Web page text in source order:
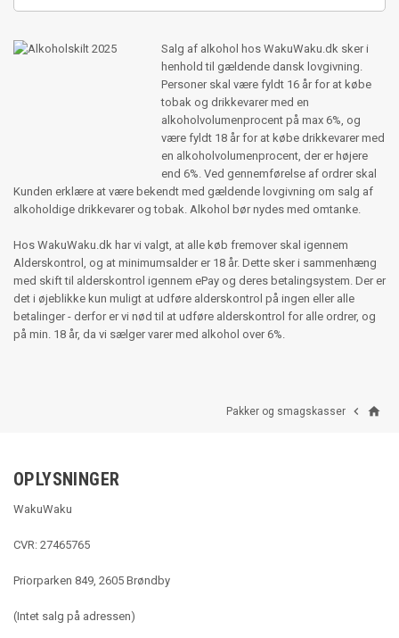
Salg af alkohol hos WakuWaku.dk sker i
henhold til gældende dansk lovgivning.
Personer skal være fyldt 16 år for at købe
tobak og drikkevarer med en
alkoholvolumenprocent på max 6%, og
være fyldt 18 år for at købe drikkevarer med
en alkoholvolumenprocent, der er højere
end 6%. Ved gennemførelse af ordrer skal
Kunden erklære at være bekendt med gældende lovgivning om salg af
alkoholdige drikkevarer og tobak. Alkohol bør nydes med omtanke.
Hos WakuWaku.dk har vi valgt, at alle køb fremover skal igennem
Alderskontrol, og at minimumsalder er 18 år. Dette sker i sammenhæng
med skift til alderskontrol igennem ePay og deres betalingsystem. Der er
det i øjeblikke kun muligt at udføre alderskontrol på ingen eller alle
betalinger - derfor er vi nød til at udføre alderskontrol for alle ordrer, og
på min. 18 år, da vi sælger varer med alkohol over 6%.
home

Pakker og smagskasser
OPLYSNINGER
WakuWaku
CVR: 27465765
Priorparken 849, 2605 Brøndby
(Intet salg på adressen)